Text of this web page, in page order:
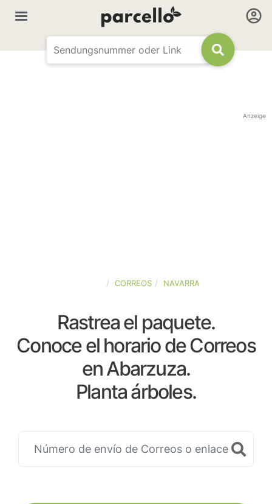
Anzeige
CORREOS NAVARRA
Rastrea el paquete.
Conoce el horario de Correos
en Abarzuza.
Planta árboles.